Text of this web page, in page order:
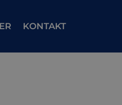
KONTAKT